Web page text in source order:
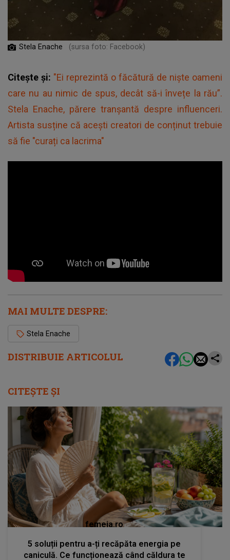
DISTRIBUIE ARTICOLUL
Stela Enache (sursa foto: Facebook)
Citește și: "Ei reprezintă o făcătură de niște oameni
care nu au nimic de spus, decât să-i învețe la rău”.
Stela Enache, părere tranșantă despre influenceri.
Artista susține că acești creatori de conținut trebuie
să fie "curați ca lacrima"
MAI MULTE DESPRE:
Stela Enache
CITEȘTE ȘI
femeia.ro
5 soluții pentru a-ți recăpăta energia pe
caniculă. Ce funcționează când căldura te